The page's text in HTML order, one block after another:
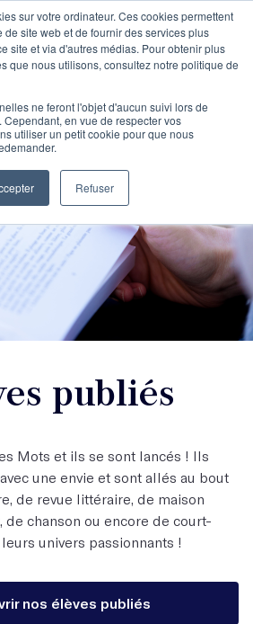
sur votre ordinateur. Ces cookies permettent
site web et de fournir des services plus
site et via d'autres médias. Pour obtenir plus
que nous utilisons, consultez notre politique de
ne feront l'objet d'aucun suivi lors de
Cependant, en vue de respecter vos
utiliser un petit cookie pour que nous
Refuser
publiés
Mots et ils se sont lancés ! Ils
une envie et sont allés au bout
de revue littéraire, de maison
de chanson ou encore de court-
univers passionnants !
nos élèves publiés